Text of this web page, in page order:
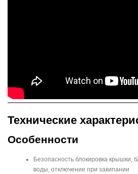
Технические
Особенности
Безопасность блокировка крышки,
воды, отключение при закипании